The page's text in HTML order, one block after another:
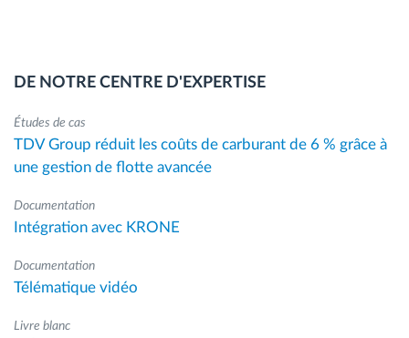
DE NOTRE CENTRE D'EXPERTISE
Études de cas
TDV Group réduit les coûts de carburant de 6 % grâce à
une gestion de flotte avancée
Documentation
Intégration avec KRONE
Documentation
Télématique vidéo
Livre blanc